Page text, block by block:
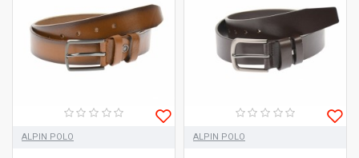
ALPIN POLO ALPIN POLO